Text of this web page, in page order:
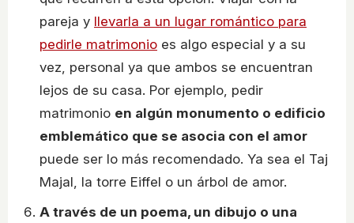
pareja y llevarla a un lugar romántico para
pedirle matrimonio es algo especial y a su
vez, personal ya que ambos se encuentran
lejos de su casa. Por ejemplo, pedir
matrimonio en algún monumento o edificio
emblemático que se asocia con el amor
puede ser lo más recomendado. Ya sea el Taj
Majal, la torre Eiffel o un árbol de amor.
A través de un poema, un dibujo o una